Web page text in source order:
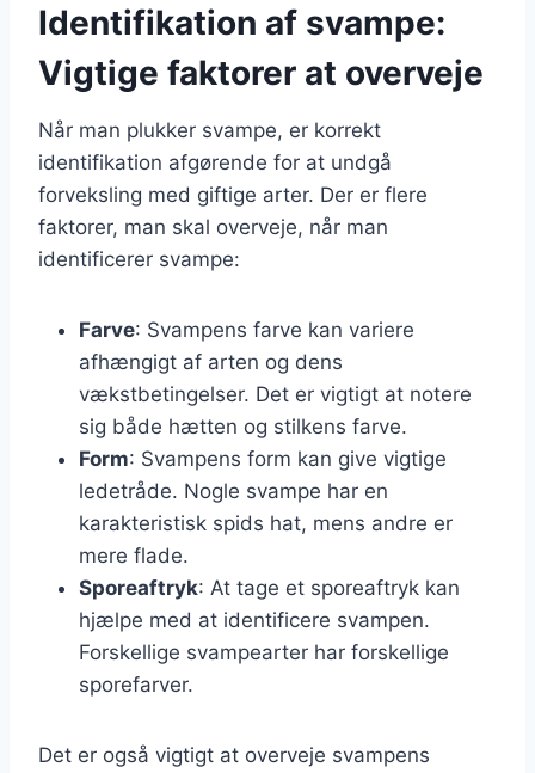
Identifikation af svampe:
Vigtige faktorer at overveje
Når man plukker svampe, er korrekt
identifikation afgørende for at undgå
forveksling med giftige arter. Der er flere
faktorer, man skal overveje, når man
identificerer svampe:
Farve: Svampens farve kan variere
afhængigt af arten og dens
vækstbetingelser. Det er vigtigt at notere
sig både hætten og stilkens farve.
Form: Svampens form kan give vigtige
ledetråde. Nogle svampe har en
karakteristisk spids hat, mens andre er
mere flade.
Sporeaftryk: At tage et sporeaftryk kan
hjælpe med at identificere svampen.
Forskellige svampearter har forskellige
sporefarver.
Det er også vigtigt at overveje svampens